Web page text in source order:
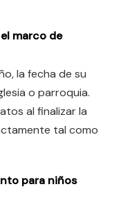
marco de
la fecha de su
o parroquia.
al finalizar la
tal como
para niños